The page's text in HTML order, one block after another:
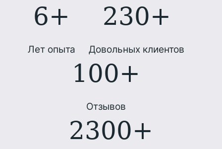
6+
Лет опыта
230+
Довольных клиентов
100+
Отзывов
2300+